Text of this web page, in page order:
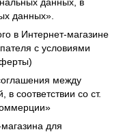
данных».
в Интернет-магазине
с условиями
между
соответствии со ст.
для